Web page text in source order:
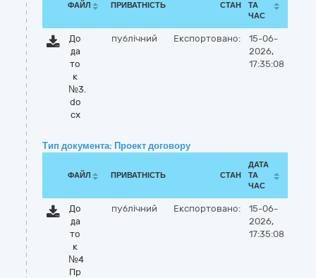
ФАЙЛ ПРИВАТНІСТЬ СТАН
ТА
ЧАС
До
да
то
к
№3.
do
cx
публічний Експортовано:
15-06-
2026,
17:35:08
Тип документа: Проект договору
ФАЙЛ ПРИВАТНІСТЬ СТАН
ДАТА
ТА
ЧАС
До
да
то
к
№4
Пр
публічний Експортовано:
15-06-
2026,
17:35:08